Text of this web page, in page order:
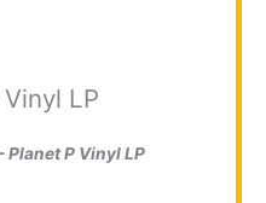
LP
Planet P Vinyl LP